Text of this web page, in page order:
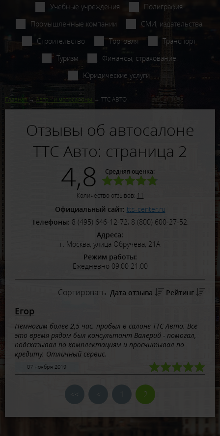
Учебные учреждения
Полиграфия
Промышленные компании
СМИ, издательства
Строительство
Торговля
Транспорт
Туризм
Финансы, страхование
Юридические услуги
Главная Авто - и мотосалоны ТТС АВТО
Отзывы об автосалоне
ТТС Авто: страница 2
Средняя оценка:
4,8
Количество отзывов: 11
Официальный сайт: tts-center.ru
Телефоны: 8 (495) 646-12-72; 8 (800) 600-27-52.
Адреса:
г. Москва, улица Обручева, 21А
Режим работы:
Ежедневно 09:00 21:00
Сортировать: Дата отзыва Рейтинг
Егор
Немногим более 2,5 час. пробыл в салоне ТТС Авто. Все
это время рядом был консультант Валерий - помогал,
подсказывал по комплектациям и просчитывал по
кредиту. Отличный сервис.
07 ноября 2019
<< < 1 2